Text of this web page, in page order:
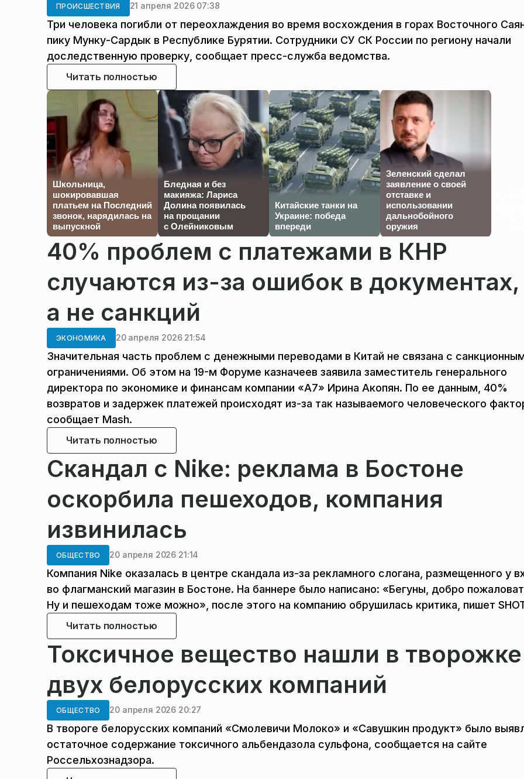
ПРОИСШЕСТВИЯ 21 апреля 2026 07:38
Три человека погибли от переохлаждения во время восхождения в горах Восточного
пику Мунку-Сардык в Республике Бурятии. Сотрудники СУ СК России по региону начали
доследственную проверку, сообщает пресс-служба ведомства.
Читать полностью
Школьница,
шокировавшая
платьем на Последний
звонок, нарядилась на
выпускной
Бледная и без
макияжа: Лариса
Долина появилась
на прощании
с Олейниковым
Китайские танки на
Украине: победа
впереди
Зеленский сделал
заявление о своей
отставке и
использовании
дальнобойного
оружия
40% проблем с платежами в КНР
случаются из-за ошибок в документах,
а не санкций
ЭКОНОМИКА 20 апреля 2026 21:54
Значительная часть проблем с денежными переводами в Китай не связана с
ограничениями. Об этом на 19-м Форуме казначеев заявила заместитель генерального
директора по экономике и финансам компании «А7» Ирина Акопян. По ее данным, 40%
возвратов и задержек платежей происходят из-за так называемого человеческого
сообщает Mash.
Читать полностью
Скандал с Nike: реклама в Бостоне
оскорбила пешеходов, компания
извинилась
ОБЩЕСТВО 20 апреля 2026 21:14
Компания Nike оказалась в центре скандала из-за рекламного слогана, размещенного у
во флагманский магазин в Бостоне. На баннере было написано: «Бегуны, добро
Ну и пешеходам тоже можно», после этого на компанию обрушилась критика, пишет
Читать полностью
Токсичное вещество нашли в творожке
двух белорусских компаний
ОБЩЕСТВО 20 апреля 2026 20:27
В твороге белорусских компаний «Смолевичи Молоко» и «Савушкин продукт» было
остаточное содержание токсичного альбендазола сульфона, сообщается на сайте
Россельхознадзора.